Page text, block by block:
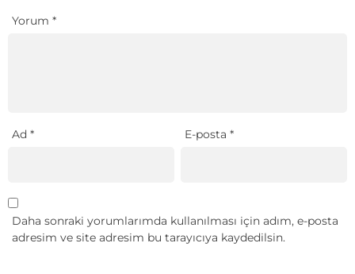
Yorum *
Ad * E-posta*
Daha sonraki yorumlarımda kullanılması için adım, e-posta
adresim ve site adresim bu tarayıcıya kaydedilsin.